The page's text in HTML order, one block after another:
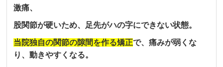
激痛、
股関節が硬いため、足先がハの字にできない状態。
当院独自の関節の隙間を作る矯正で、痛みが弱くな
り、動きやすくなる。